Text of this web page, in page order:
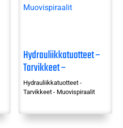
Hydrauliikkatuotteet –
Tarvikkeet –
Muovispiraalit
Hydrauliikkatuotteet -
Tarvikkeet - Muovispiraalit